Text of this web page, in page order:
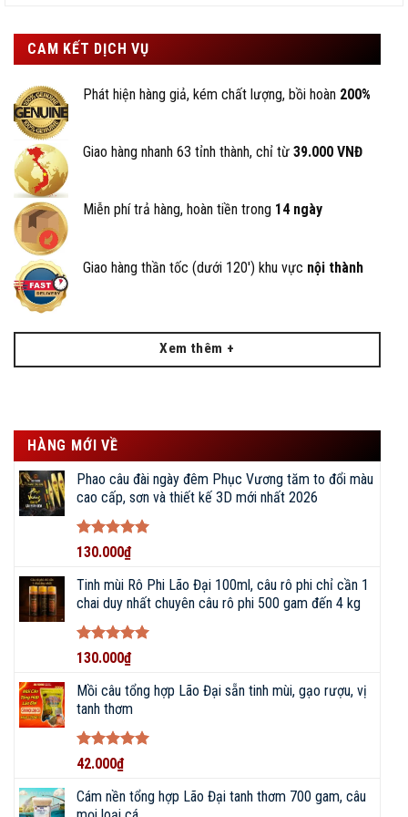
CAM KẾT DỊCH VỤ
Phát hiện hàng giả, kém chất lượng, bồi hoàn 200%
Giao hàng nhanh 63 tỉnh thành, chỉ từ 39.000 VNĐ
Miễn phí trả hàng, hoàn tiền trong 14 ngày
Giao hàng thần tốc (dưới 120') khu vực nội thành
Xem thêm +
HÀNG MỚI VỀ
Phao câu đài ngày đêm Phục Vương tăm to đổi màu
cao cấp, sơn và thiết kế 3D mới nhất 2026
Được xếp
5
sao
130.000₫
Tinh mùi Rô Phi Lão Đại 100ml, câu rô phi chỉ cần 1
chai duy nhất chuyên câu rô phi 500 gam đến 4 kg
Được xếp
5
sao
130.000₫
Mồi câu tổng hợp Lão Đại sẵn tinh mùi, gạo rượu, vị
tanh thơm
Được xếp
55
sao
42.000₫
Cám nền tổng hợp Lão Đại tanh thơm 700 gam, câu